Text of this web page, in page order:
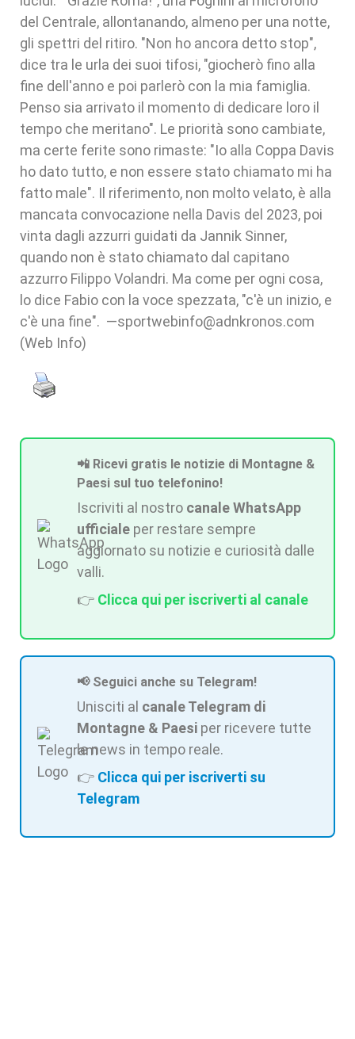
del Centrale, allontanando, almeno per una notte,
gli spettri del ritiro. "Non ho ancora detto stop",
dice tra le urla dei suoi tifosi, "giocherò fino alla
fine dell'anno e poi parlerò con la mia famiglia.
Penso sia arrivato il momento di dedicare loro il
tempo che meritano". Le priorità sono cambiate,
ma certe ferite sono rimaste: "Io alla Coppa Davis
ho dato tutto, e non essere stato chiamato mi ha
fatto male". Il riferimento, non molto velato, è alla
mancata convocazione nella Davis del 2023, poi
vinta dagli azzurri guidati da Jannik Sinner,
quando non è stato chiamato dal capitano
azzurro Filippo Volandri. Ma come per ogni cosa,
lo dice Fabio con la voce spezzata, "c'è un inizio, e
c'è una fine". —sportwebinfo@adnkronos.com
(Web Info)
📲 Ricevi gratis le notizie di Montagne &
Paesi sul tuo telefonino!
Iscriviti al nostro canale WhatsApp
ufficiale per restare sempre
aggiornato su notizie e curiosità dalle
valli.
👉 Clicca qui per iscriverti al canale
📢 Seguici anche su Telegram!
Unisciti al canale Telegram di
Montagne & Paesi per ricevere tutte
le news in tempo reale.
👉 Clicca qui per iscriverti su
Telegram